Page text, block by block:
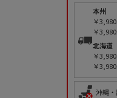
本州
￥
￥
北海道
￥
￥
沖縄